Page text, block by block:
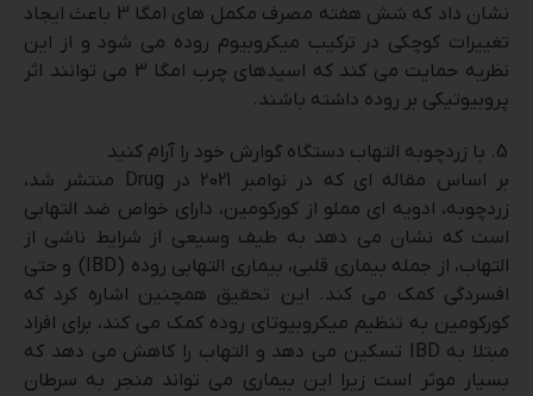
نشان داد که شش هفته مصرف مکمل های امگا 3 باعث ایجاد
تغییرات کوچکی در ترکیب میکروبیوم روده می شود و از این
نظریه حمایت می کند که اسیدهای چرب امگا 3 می توانند اثر
پروبیوتیکی بر روده داشته باشند.
با زردچوبه التهاب دستگاه گوارش خود را آرام کنید
بر اساس مقاله ای که در نوامبر 2021 در Drug منتشر شد،
زردچوبه، ادویه ای مملو از کورکومین، دارای خواص ضد التهابی
است که نشان می دهد به طیف وسیعی از شرایط ناشی از
التهاب، از جمله بیماری قلبی، بیماری التهابی روده (IBD) و حتی
افسردگی کمک می کند. این تحقیق همچنین اشاره کرد که
کورکومین به تنظیم میکروبیوتای روده کمک می کند، برای افراد
مبتلا به IBD تسکین می دهد و التهاب را کاهش می دهد که
بسیار موثر است زیرا این بیماری می تواند منجر به سرطان